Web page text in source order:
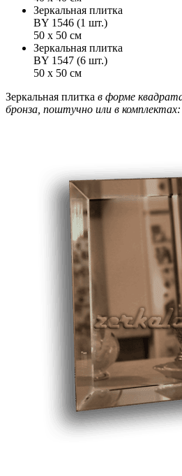
Зеркальная плитка
BY 1546 (1 шт.)
50 х 50 см
Зеркальная плитка
BY 1547 (6 шт.)
50 х 50 см
Зеркальная плитка в форме
бронза, поштучно или в комплектах: